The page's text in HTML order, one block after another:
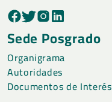
Sede Posgrado
Organigrama
Autoridades
Documentos de Interés